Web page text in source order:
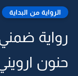
الرواية من البداية
رواية
حنون